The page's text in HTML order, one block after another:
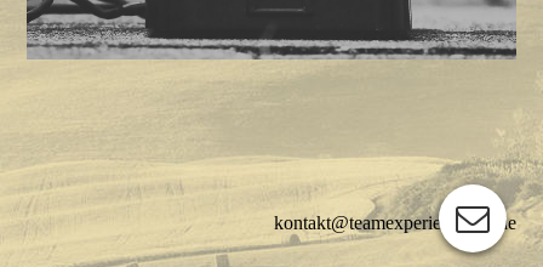
kontakt@teamexperiencepro.de